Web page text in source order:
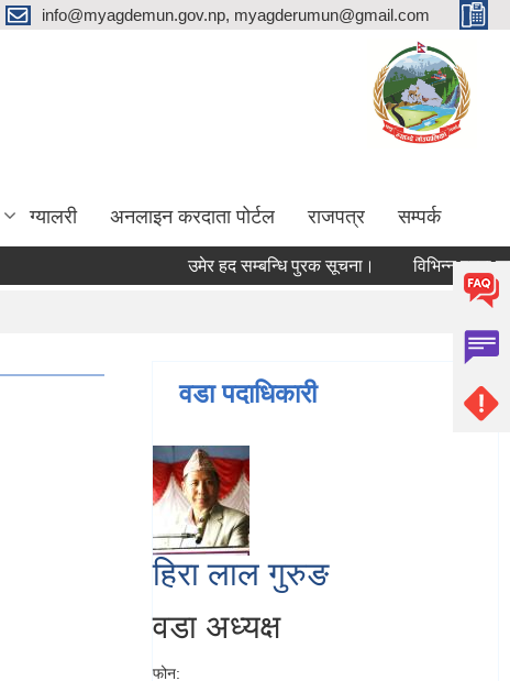
info@myagdemun.gov.np, myagderumun@gmail.com
ग्यालरी अनलाइन करदाता पोर्टल राजपत्र सम्पर्क
उमेर हद सम्बन्धि पुरक सूचना। विभिन्न पदमा
वडा पदाधिकारी
हिरा लाल गुरुङ
वडा अध्यक्ष
फोन: